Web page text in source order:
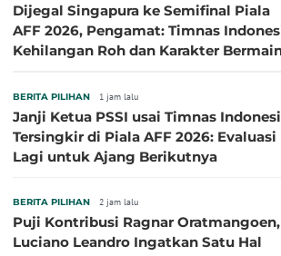
Dijegal Singapura ke Semifinal Piala
AFF 2026, Pengamat: Timnas
Kehilangan Roh dan Karakter
BERITA PILIHAN 1 jam lalu
Janji Ketua PSSI usai Timnas
Tersingkir di Piala AFF 2026: Evaluasi
Lagi untuk Ajang Berikutnya
BERITA PILIHAN 2 jam lalu
Puji Kontribusi Ragnar Oratmangoen,
Luciano Leandro Ingatkan Satu Hal